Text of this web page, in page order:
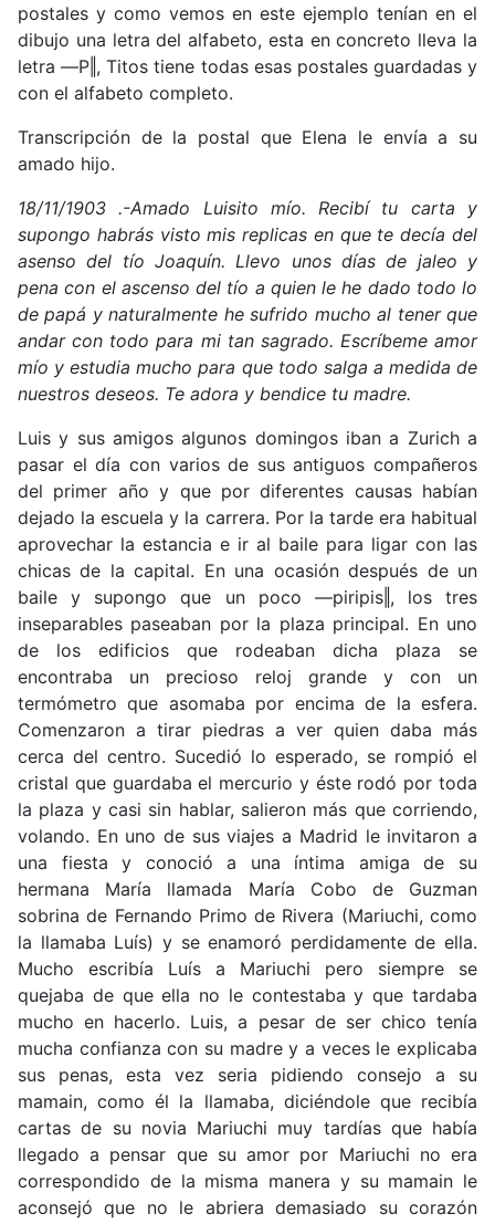
postales y como vemos en este ejemplo tenían en el
dibujo una letra del alfabeto, esta en concreto lleva la
letra ―P‖, Titos tiene todas esas postales guardadas y
con el alfabeto completo.
Transcripción de la postal que Elena le envía a su
amado hijo.
18/11/1903 .-Amado Luisito mío. Recibí tu carta y
supongo habrás visto mis replicas en que te decía del
asenso del tío Joaquín. Llevo unos días de jaleo y
pena con el ascenso del tío a quien le he dado todo lo
de papá y naturalmente he sufrido mucho al tener que
andar con todo para mi tan sagrado. Escríbeme amor
mío y estudia mucho para que todo salga a medida de
nuestros deseos. Te adora y bendice tu madre.
Luis y sus amigos algunos domingos iban a Zurich a
pasar el día con varios de sus antiguos compañeros
del primer año y que por diferentes causas habían
dejado la escuela y la carrera. Por la tarde era habitual
aprovechar la estancia e ir al baile para ligar con las
chicas de la capital. En una ocasión después de un
baile y supongo que un poco ―piripis‖, los tres
inseparables paseaban por la plaza principal. En uno
de los edificios que rodeaban dicha plaza se
encontraba un precioso reloj grande y con un
termómetro que asomaba por encima de la esfera.
Comenzaron a tirar piedras a ver quien daba más
cerca del centro. Sucedió lo esperado, se rompió el
cristal que guardaba el mercurio y éste rodó por toda
la plaza y casi sin hablar, salieron más que corriendo,
volando. En uno de sus viajes a Madrid le invitaron a
una fiesta y conoció a una íntima amiga de su
hermana María llamada María Cobo de Guzman
sobrina de Fernando Primo de Rivera (Mariuchi, como
la llamaba Luís) y se enamoró perdidamente de ella.
Mucho escribía Luís a Mariuchi pero siempre se
quejaba de que ella no le contestaba y que tardaba
mucho en hacerlo. Luis, a pesar de ser chico tenía
mucha confianza con su madre y a veces le explicaba
sus penas, esta vez seria pidiendo consejo a su
mamain, como él la llamaba, diciéndole que recibía
cartas de su novia Mariuchi muy tardías que había
llegado a pensar que su amor por Mariuchi no era
correspondido de la misma manera y su mamain le
aconsejó que no le abriera demasiado su corazón